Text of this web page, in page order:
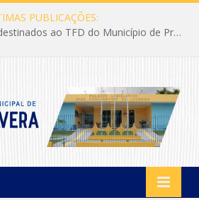
PUBLICAÇÕES:
Entrega dos veículos destinados ao TFD do Município de Primavera